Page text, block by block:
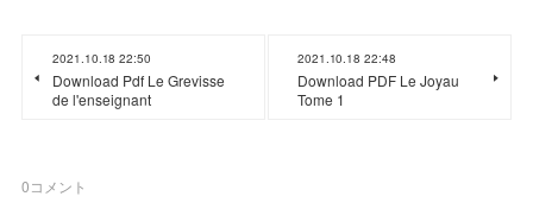
2021.10.18 22:50
Download Pdf Le Grevisse
de l'enseignant
2021.10.18 22:48
Download PDF Le Joyau
Tome 1
0コメント